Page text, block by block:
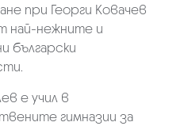
при Георги Ковачев
най-нежните и
български
е учил в
гимназии за